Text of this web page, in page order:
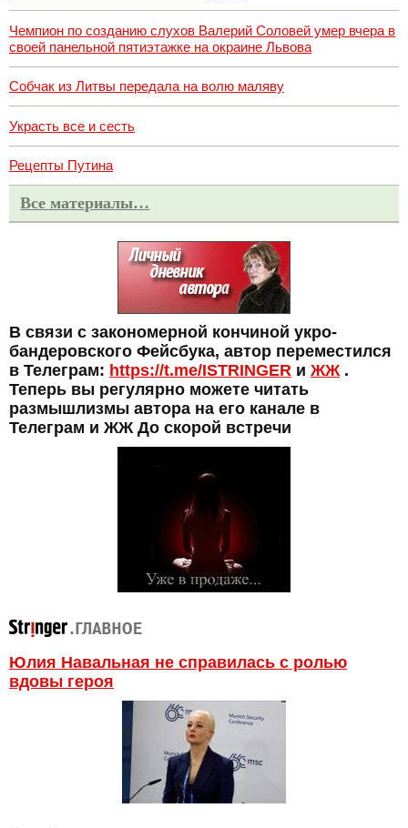
Чемпион по созданию слухов Валерий Соловей умер вчера в
своей панельной пятиэтажке на окраине Львова
Собчак из Литвы передала на волю маляву
Украсть все и сесть
Рецепты Путина
Все материалы…
В связи с закономерной кончиной укро-
бандеровского Фейсбука, автор переместился
в Телеграм: https://t.me/ISTRINGER и ЖЖ.
Теперь вы регулярно можете читать
размышлизмы автора на его канале в
Телеграм и ЖЖ До скорой встречи
Юлия Навальная не справилась с ролью
вдовы героя